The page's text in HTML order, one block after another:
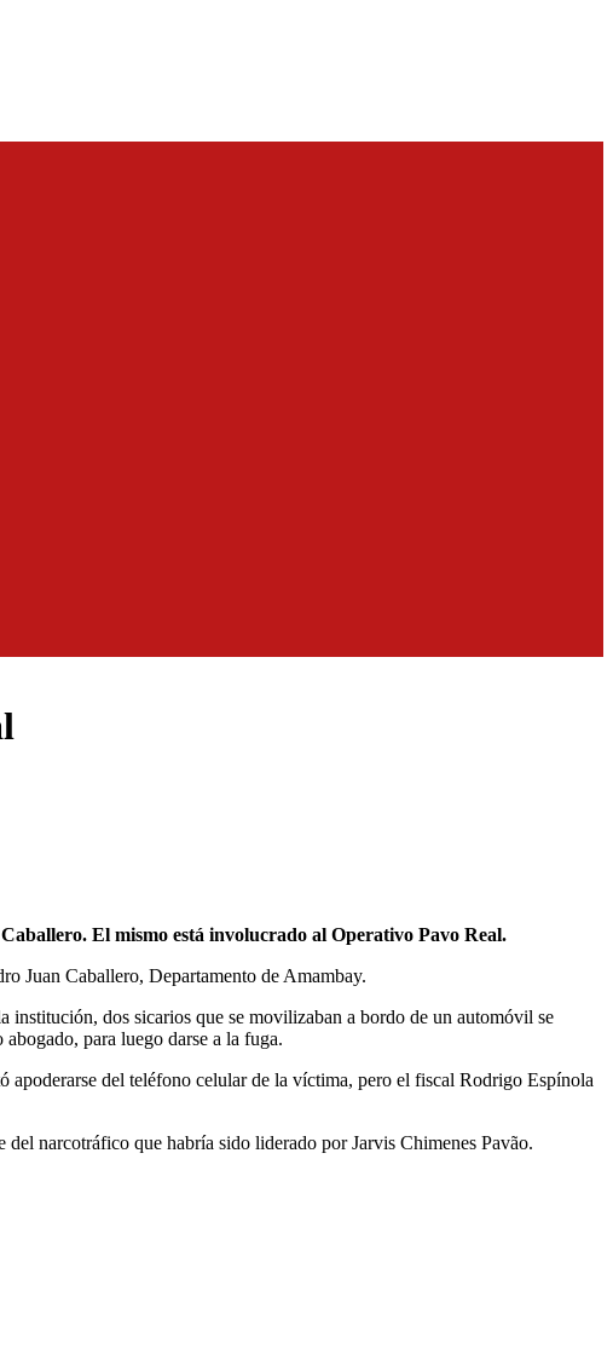
El mismo está involucrado al Operativo Pavo Real.
Juan Caballero, Departamento de Amambay.
institución, dos sicarios que se movilizaban a bordo de un automóvil se
para luego darse a la fuga.
del teléfono celular de la víctima, pero el fiscal Rodrigo Espínola
narcotráfico que habría sido liderado por Jarvis Chimenes Pavão.